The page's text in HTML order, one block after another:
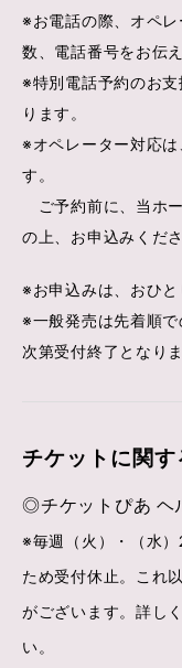
※お電話の際、オペ
数、電話番号をお伝
※特別電話予約のお
ります。
※オペレーター対応
す。
ご予約前に、当ホ
の上、お申込みくださ
※お申込みは、おひと
※一般発売は先着順
次第受付終了となりま
チケットに関
◎チケットぴあ ヘ
※毎週（火）・（水
ため受付休止。これ
がございます。詳し
い。